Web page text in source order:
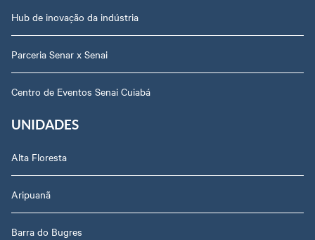
Hub de inovação da indústria
Parceria Senar x Senai
Centro de Eventos Senai Cuiabá
UNIDADES
Alta Floresta
Aripuanã
Barra do Bugres